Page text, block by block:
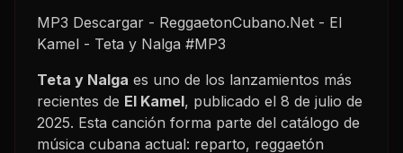
MP3 Descargar - ReggaetonCubano.Net - El
Kamel - Teta y Nalga #MP3
Teta y Nalga es uno de los lanzamientos más
recientes de El Kamel, publicado el 8 de julio de
2025. Esta canción forma parte del catálogo de
música cubana actual: reparto, reggaetón